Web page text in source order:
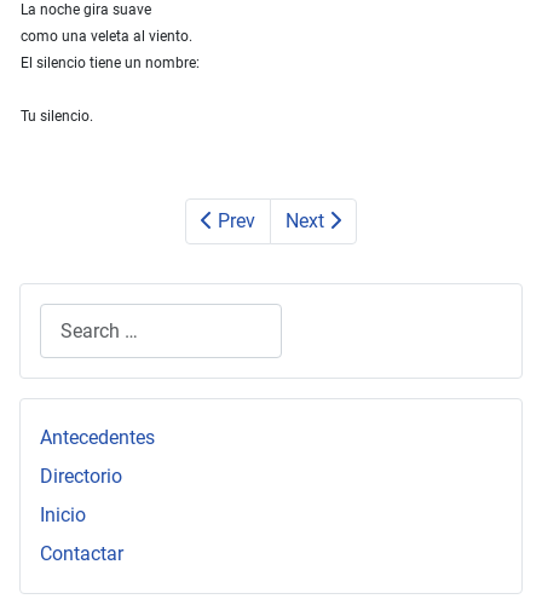
La noche gira suave
como una veleta al viento.
El silencio tiene un nombre:
Tu silencio.
Prev Next
Antecedentes
Directorio
Inicio
Contactar